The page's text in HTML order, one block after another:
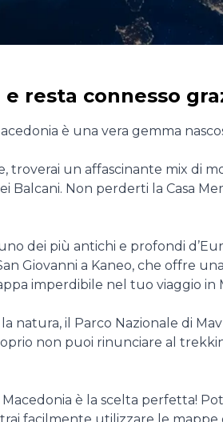
resta connesso
è una vera gemma
troverai un affascinante mix di
Balcani. Non perderti la Casa
dei più antichi e profondi
Giovanni a Kaneo, che offre
imperdibile nel tuo viaggio in
natura, il Parco Nazionale di
non puoi rinunciare al
è la scelta perfetta!